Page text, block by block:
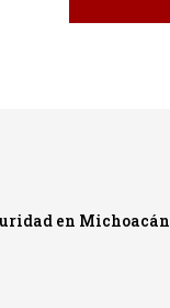
en Michoacán